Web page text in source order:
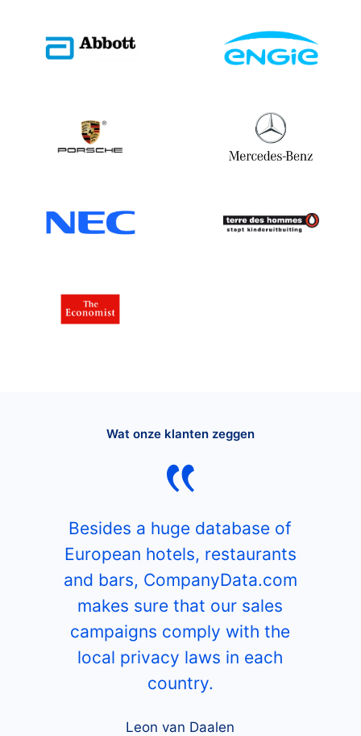
Wat onze klanten zeggen
Besides a huge database of
European hotels, restaurants
and bars, CompanyData.com
makes sure that our sales
campaigns comply with the
local privacy laws in each
country.
Leon van Daalen